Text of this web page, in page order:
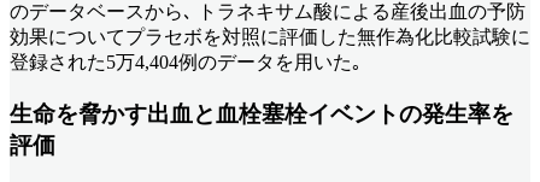
のデータベースから､ トラネキサム酸による産後出血の予防
効果についてプラセボを対照に評価した無作為化比較試験に
登録された5万4,404例のデータを用いた｡
生命を脅かす出血と血栓塞栓イベントの発生率を
評価